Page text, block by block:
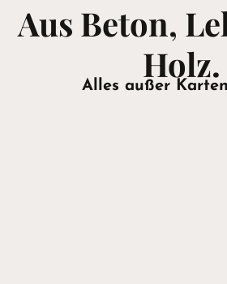
Aus Beton,
Holz.
Alles außer